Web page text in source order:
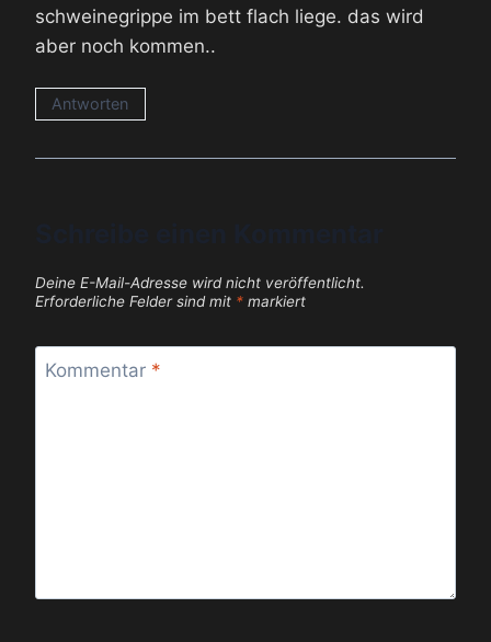
schweinegrippe im bett flach liege. das wird
aber noch kommen..
Antworten
Deine E-Mail-Adresse wird nicht veröffentlicht.
Erforderliche Felder sind mit * markiert
Kommentar *